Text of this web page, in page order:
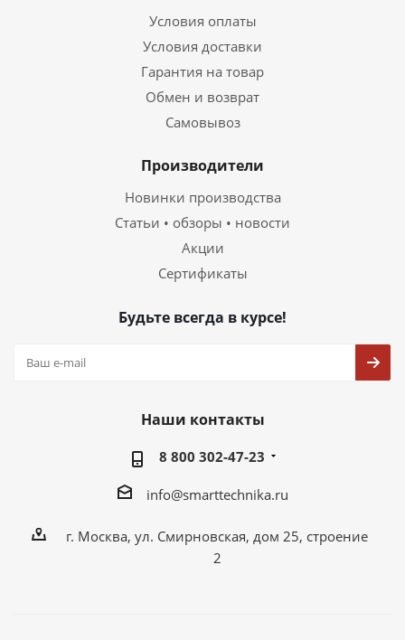
Условия оплаты
Условия доставки
Гарантия на товар
Обмен и возврат
Самовывоз
Производители
Новинки производства
Статьи • обзоры • новости
Акции
Сертификаты
Будьте всегда в курсе!
Наши контакты
8 800 302-47-23
info@smarttechnika.ru
г. Москва, ул. Смирновская, дом 25, строение
2